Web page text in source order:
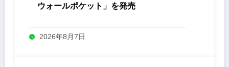
ウォールポケット」を発売
2026年8月7日